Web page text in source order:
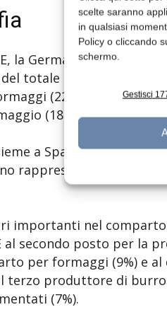
scelte saranno
in qualsiasi
Policy o cliccando
schermo.
Gestisci
la Germania è stato il
totale UE), burro
(22%). La Francia
(18% del totale di
a Spagna (15% del
rappresentato i due
importanti nel comparto:
al secondo posto per la
per formaggi (9%) e
terzo produttore di burro
(7%).